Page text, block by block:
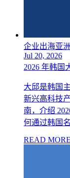
企业出海亚
Jul 20, 2026
2026 年韩国
大邱是韩国
新兴高科技
南，介绍
何通过韩国
READ MORE